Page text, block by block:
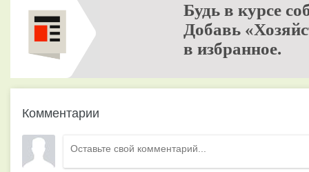
Будь в курсе
Добавь
в избранное.
Комментарии